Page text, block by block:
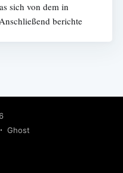
sich von dem in
berichte
Ghost